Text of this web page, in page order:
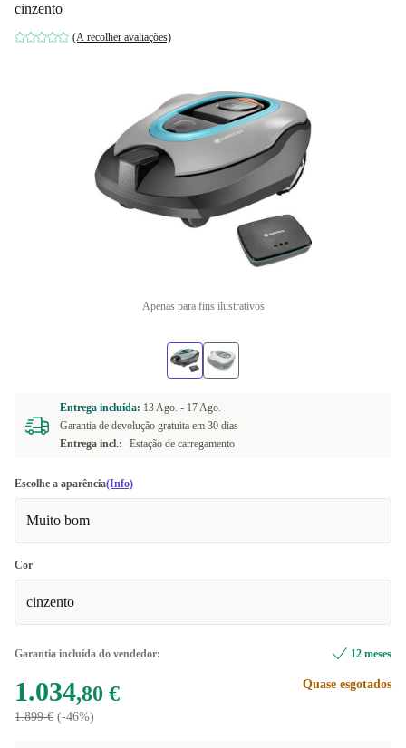
cinzento
(A recolher avaliações)
Apenas para fins ilustrativos
Entrega incluída: 13 Ago. - 17 Ago.
Garantia de devolução gratuita em 30 dias
Entrega incl.:
Estação de carregamento
Escolhe a aparência(Info)
Muito bom
Cor
cinzento
Garantia incluída do vendedor: 12 meses
1.034,80 €
1.899 € (-46%)
Quase esgotados